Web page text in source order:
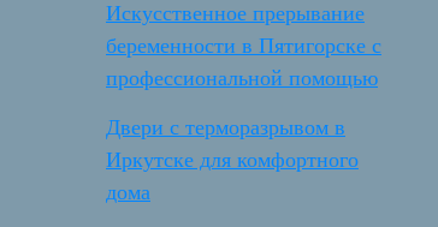
Искусственное прерывание
беременности в Пятигорске с
профессиональной помощью
Двери с терморазрывом в
Иркутске для комфортного
дома